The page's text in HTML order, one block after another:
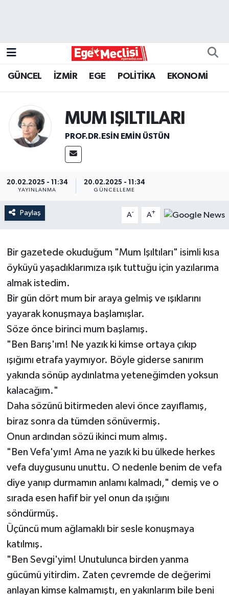
GÜNCEL İZMİR EGE POLİTİKA EKONOMİ
MUM IŞILTILARI
PROF.DR.ESIN EMIN ÜSTÜN
20.02.2025 - 11:34
YAYINLANMA
20.02.2025 - 11:34
GÜNCELLEME
Paylaş A- A+
Bir gazetede okuduğum "Mum Işıltıları" isimli kısa
öyküyü yaşadıklarımıza ışık tuttuğu için yazılarıma
almak istedim.
Bir gün dört mum bir araya gelmiş ve ışıklarını
yayarak konuşmaya başlamışlar.
Söze önce birinci mum başlamış.
"Ben Barış'ım! Ne yazık ki kimse ortaya çıkıp
ışığımı etrafa yaymıyor. Böyle giderse sanırım
yakında sönüp aydınlatma yeteneğimden yoksun
kalacağım."
Daha sözünü bitirmeden alevi önce zayıflamış,
biraz sonra da tümden sönüvermiş.
Onun ardından sözü ikinci mum almış.
"Ben Vefa'yım! Ama ne yazık ki bu ülkede herkes
vefa duygusunu unuttu. O nedenle benim de vefa
diye yanıp durmamın anlamı kalmadı," demiş ve o
sırada esen hafif bir yel onun da ışığını
söndürmüş.
Üçüncü mum ağlamaklı bir sesle konuşmaya
katılmış.
"Ben Sevgi'yim! Unutulunca birden yanma
gücümü yitirdim. Zaten çevremde de değerimi
anlayan kimse kalmamıştı, en yakınlarım bile beni
GÜNCEL
İZMİR
ÖZEL HABER
Programlar
SPOR
YAŞAM